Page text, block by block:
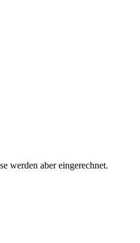
werden aber eingerechnet.